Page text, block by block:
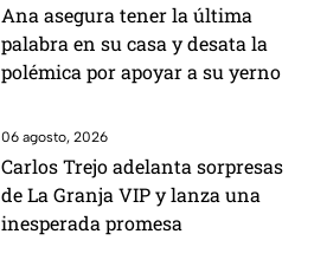
Ana asegura tener la última
palabra en su casa y desata la
polémica por apoyar a su yerno
06 agosto, 2026
Carlos Trejo adelanta sorpresas
de La Granja VIP y lanza una
inesperada promesa